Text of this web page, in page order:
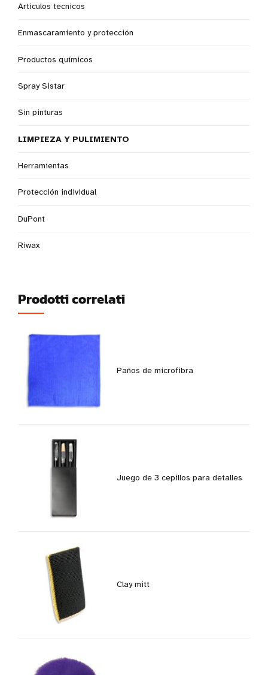
Articulos tecnicos
Enmascaramiento y protección
Productos químicos
Spray Sistar
Sin pinturas
LIMPIEZA Y PULIMIENTO
Herramientas
Protección individual
DuPont
Riwax
Prodotti correlati
Paños de microfibra
Juego de 3 cepillos para detalles
Clay mitt